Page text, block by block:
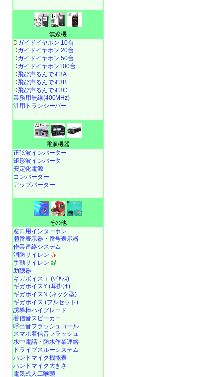
無線機
Dガイドイヤホン 10台
Dガイドイヤホン 20台
Dガイドイヤホン 50台
Dガイドイヤホン100台
D飛び声るんです3A
D飛び声るんです3B
D飛び声るんです3C
業務用無線(400MHz)
汎用トランシーバー
電源機器
正弦波インバーター
矩形波インバータ
安定化電源
コンバーター
アップバーター
その他
窓口用インターホン
順番表示器・番号表示器
作業連絡システム
消防サイレン 赤
手動サイレン 緑
助聴器
ギガボイス＋ (ﾜｲﾔﾚｽ)
ギガボイスY (耳掛け)
ギガボイスN (ネック型)
ギガボイス (フルセット)
誘導棒ハイグレード
着信音スピーカー
呼出音フラッシュコール
スマホ着信音フラッシュ
水中電話 ・ 防水作業連絡
ドライブスルーシステム
ハンドマイク機能表
ハンドマイク大きさ
電気式人工喉頭